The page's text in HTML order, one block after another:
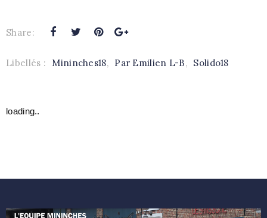
Share:
Libellés : Mininches18, Par Emilien L-B, Solido18
loading..